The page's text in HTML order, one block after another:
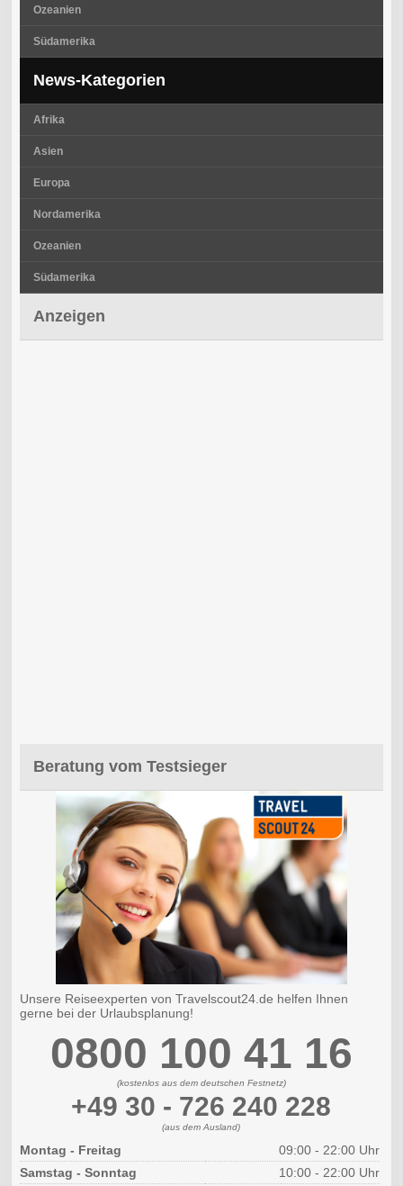
Ozeanien
Südamerika
News-Kategorien
Afrika
Asien
Europa
Nordamerika
Ozeanien
Südamerika
Anzeigen
Beratung vom Testsieger
Unsere Reiseexperten von Travelscout24.de helfen Ihnen
gerne bei der Urlaubsplanung!
0800 100 41 16
(kostenlos aus dem deutschen Festnetz)
+49 30 - 726 240 228
(aus dem Ausland)
Montag - Freitag
09:00 - 22:00 Uhr
Samstag - Sonntag
10:00 - 22:00 Uhr